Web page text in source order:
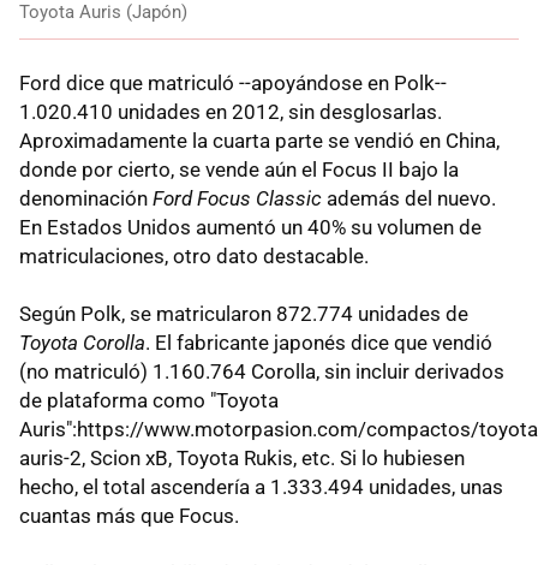
Toyota Auris (Japón)
Ford dice que matriculó --apoyándose en Polk--
1.020.410 unidades en 2012, sin desglosarlas.
Aproximadamente la cuarta parte se vendió en China,
donde por cierto, se vende aún el Focus II bajo la
denominación Ford Focus Classic además del nuevo.
En Estados Unidos aumentó un 40% su volumen de
matriculaciones, otro dato destacable.
Según Polk, se matricularon 872.774 unidades de
Toyota Corolla. El fabricante japonés dice que vendió
(no matriculó) 1.160.764 Corolla, sin incluir derivados
de plataforma como "Toyota
Auris":https://www.motorpasion.com/compactos/
auris-2, Scion xB, Toyota Rukis, etc. Si lo hubiesen
hecho, el total ascendería a 1.333.494 unidades, unas
cuantas más que Focus.